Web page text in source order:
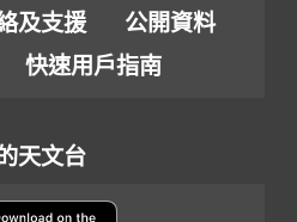
及支援
公開資料
快速用戶指南
天文台